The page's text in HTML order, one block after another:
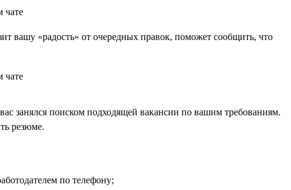
вашу «радость» от очередных правок, поможет сообщить, что
занялся поиском подходящей вакансии по вашим требованиям.
резюме.
по телефону;